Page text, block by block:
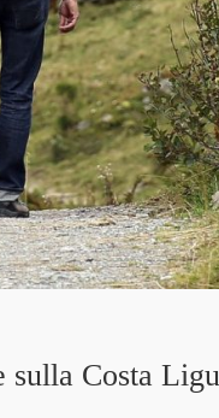
sulla Costa